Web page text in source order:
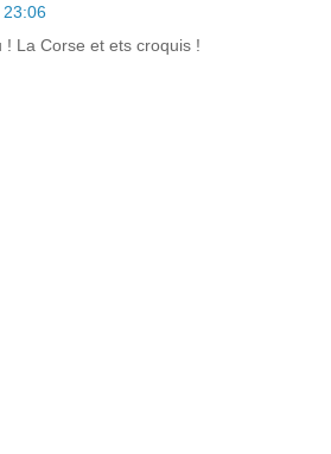
! La Corse et ets croquis !